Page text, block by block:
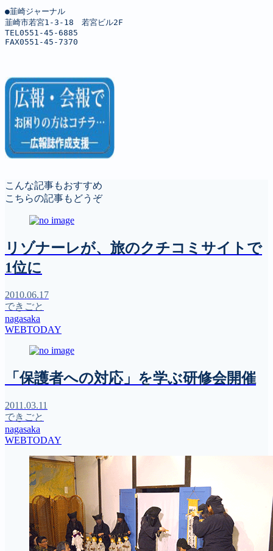
●韮崎ジャーナル
韮崎市若宮1-3-18　若宮ビル2F
TEL0551-45-6885
FAX0551-45-7370
こんな記事もおすすめ
こちらの記事もどうぞ
リゾナーレが、旅のクチコミサイトで
1位に
2010.06.17
できごと
nagasaka
WEBTODAY
「保護者への対応」を学ぶ研修会開催
2011.03.11
できごと
nagasaka
WEBTODAY